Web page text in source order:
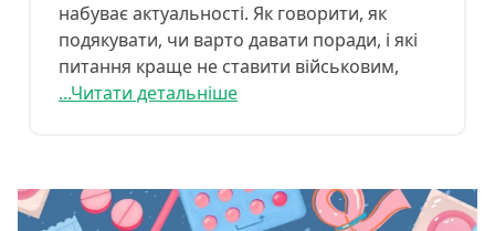
набуває актуальності. Як говорити, як
подякувати, чи варто давати поради, і які
питання краще не ставити військовим,
...Читати детальніше